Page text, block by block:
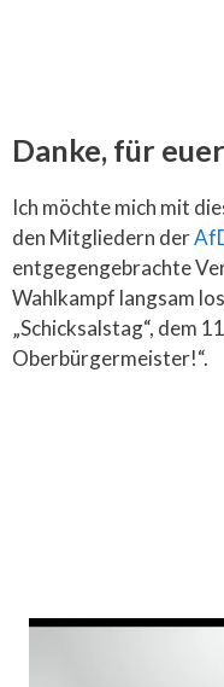
Danke, für
Ich möchte mich mit
den Mitgliedern der
entgegengebrachte
Wahlkampf langsam
„Schicksalstag“, dem
Oberbürgermeister!“.